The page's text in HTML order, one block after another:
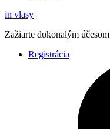
in vlasy
Zažiarte dokonalým účesom
Registrácia